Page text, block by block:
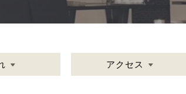
アクセス